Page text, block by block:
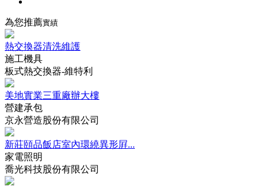
為您推薦實績
熱交換器清洗維護
施工機具
板式熱交換器-維特利
美地實業三重廠辦大樓
營建承包
京永營造股份有限公司
新莊頤品飯店室內環繞異形屛...
家電照明
喬光科技股份有限公司